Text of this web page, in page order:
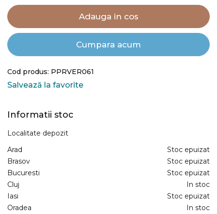
Adauga in cos
Cumpara acum
Cod produs: PPRVER061
Salvează la favorite
Informatii stoc
Localitate depozit
Arad
Stoc epuizat
Brasov
Stoc epuizat
Bucuresti
Stoc epuizat
Cluj
In stoc
Iasi
Stoc epuizat
Oradea
In stoc